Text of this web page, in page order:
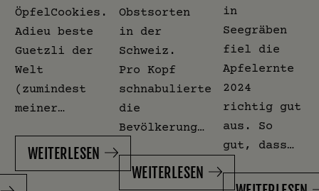
ÖpfelCookies.
Adieu beste
Guetzli der
Welt
(zumindest
meiner…
WEITERLESEN
Obstsorten
in der
Schweiz.
Pro Kopf
schnabulierte
die
Bevölkerung…
WEITERLESEN
in
Seegräben
fiel die
Apfelernte
2024
richtig gut
aus. So
gut, dass…